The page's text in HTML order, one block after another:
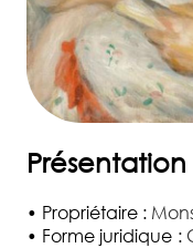
ACCUEIL
ESTIMER
UN
UNE
OEUVRE
• Propriétaire :
• Forme juridique :